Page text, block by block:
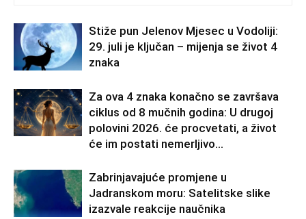
Stiže pun Jelenov Mjesec u Vodoliji:
29. juli je ključan – mijenja se život 4
znaka
Za ova 4 znaka konačno se završava
ciklus od 8 mučnih godina: U drugoj
polovini 2026. će procvetati, a život
će im postati nemerljivo...
Zabrinjavajuće promjene u
Jadranskom moru: Satelitske slike
izazvale reakcije naučnika